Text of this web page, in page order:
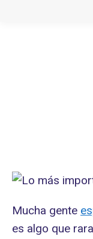
Mucha gente
es algo que